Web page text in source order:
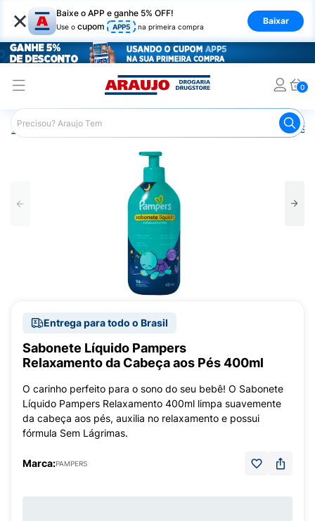
× Baixe o APP e ganhe 5% OFF!
Use o cupom APP5 na primeira compra
Baixar
0
Araujo Infantil Sabonete Infantil
Entrega para todo o Brasil
Sabonete Líquido Pampers
Relaxamento da Cabeça aos Pés 400ml
O carinho perfeito para o sono do seu bebê! O Sabonete
Líquido Pampers Relaxamento 400ml limpa suavemente
da cabeça aos pés, auxilia no relaxamento e possui
fórmula Sem Lágrimas.
Marca:PAMPERS